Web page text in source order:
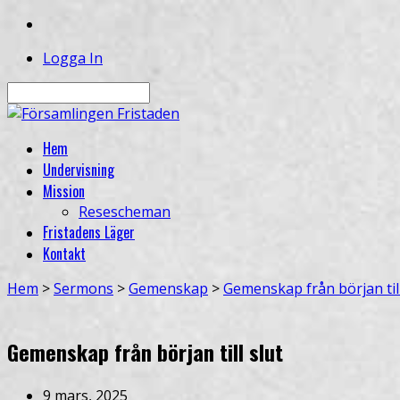
Logga In
Hem
Undervisning
Mission
Resescheman
Fristadens Läger
Kontakt
Hem >Sermons >Gemenskap >Gemenskap från början
Gemenskap från början till slut
9 mars, 2025